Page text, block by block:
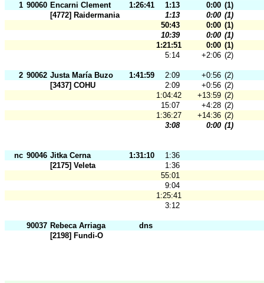
1 90060 Encarni Clement 1:26:41 1:13 0:00 (1)
[4772] Raidermania
1:13 0:00 (1)
50:43
0:00 (1)
10:39
0:00 (1)
1:21:51
0:00 (1)
5:14
+2:06 (2)
2 90062 Justa María Buzo 1:41:59 2:09 +0:56 (2)
[3437] COHU
2:09 +0:56 (2)
1:04:42
+13:59 (2)
15:07
+4:28 (2)
1:36:27
+14:36 (2)
3:08
0:00 (1)
nc 90046 Jitka Cerna 1:31:10
1:36
[2175] Veleta
1:36
55:01
9:04
1:25:41
3:12
90037 Rebeca Arriaga
dns
[2198] Fundi-O